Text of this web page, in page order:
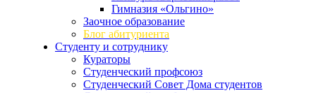
Гимназия «Ольгино»
Заочное образование
Блог абитуриента
Студенту и сотруднику
Кураторы
Студенческий профсоюз
Студенческий Совет Дома студентов